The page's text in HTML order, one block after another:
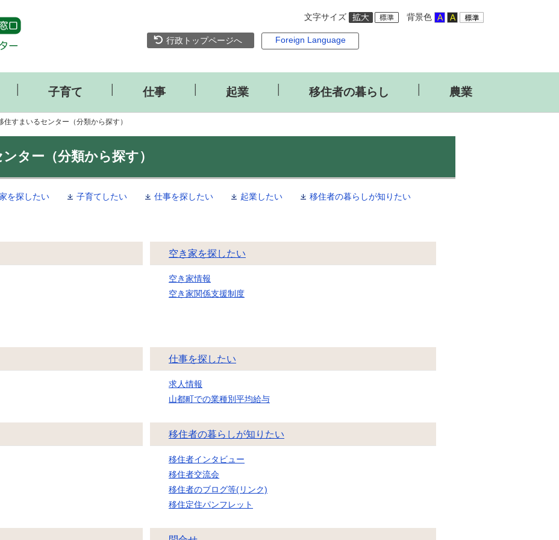
文字サイズ 背景色
行政トップページへ Foreign Language
子育て 仕事 起業 移住者の暮らし 農業
すまいるセンター（分類から探す）
ター（分類から探す）
を探したい 子育てしたい 仕事を探したい 起業したい
移住者の暮らしが知りたい
空き家を探したい
空き家情報
空き家関係支援制度
仕事を探したい
求人情報
山都町での業種別平均給与
移住者の暮らしが知りたい
移住者インタビュー
移住者交流会
移住者のブログ等(リンク)
移住定住パンフレット